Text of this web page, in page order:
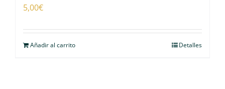
5,00€
Añadir al carrito Detalles